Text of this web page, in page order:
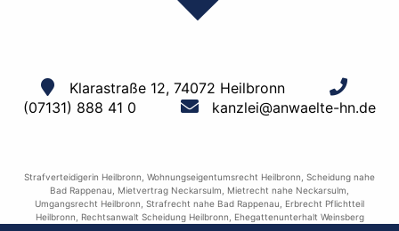
Klarastraße 12, 74072 Heilbronn
(07131) 888 41 0
kanzlei@anwaelte-hn.de
Strafverteidigerin Heilbronn Wohnungseigentumsrecht Heilbronn Scheidung nahe
Bad Rappenau
Mietvertrag Neckarsulm Mietrecht nahe Neckarsulm
Umgangsrecht Heilbronn Strafrecht nahe Bad Rappenau
Erbrecht Pflichtteil
Heilbronn
Rechtsanwalt Scheidung Heilbronn Ehegattenunterhalt Weinsberg